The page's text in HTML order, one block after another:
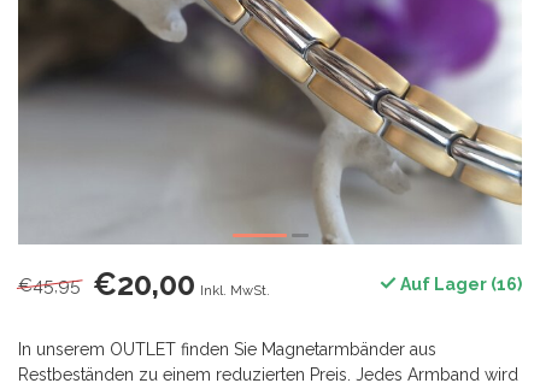
€45,95 €20,00 Inkl. MwSt. Auf Lager (16)
In unserem OUTLET finden Sie Magnetarmbänder aus
Restbeständen zu einem reduzierten Preis. Jedes Armband wird